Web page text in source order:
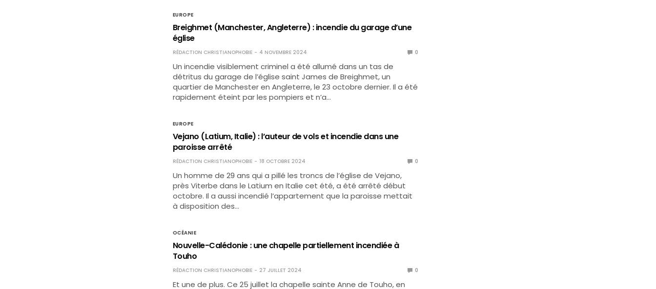
EUROPE
Breighmet (Manchester, Angleterre) : incendie du garage d’une
église
RÉDACTION CHRISTIANOPHOBIE 4 NOVEMBRE 2024 0
Un incendie visiblement criminel a été allumé dans un tas de
détritus du garage de l’église saint James de Breighmet, un
quartier de Manchester en Angleterre, le 23 octobre dernier. Il a été
rapidement éteint par les pompiers et n’a…
EUROPE
Vejano (Latium, Italie) : l’auteur de vols et incendie dans une
paroisse arrêté
RÉDACTION CHRISTIANOPHOBIE 18 OCTOBRE 2024 0
Un homme de 29 ans qui a pillé les troncs de l’église de Vejano,
près Viterbe dans le Latium en Italie cet été, a été arrêté début
octobre. Il a aussi incendié l’appartement que la paroisse mettait
à disposition des…
OCÉANIE
Nouvelle-Calédonie : une chapelle partiellement incendiée à
Touho
RÉDACTION CHRISTIANOPHOBIE 27 JUILLET 2024 0
Et une de plus. Ce 25 juillet la chapelle sainte Anne de Touho, en